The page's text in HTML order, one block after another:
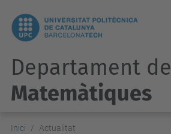
Departament de
Matemàtiques
Inici Actualitat